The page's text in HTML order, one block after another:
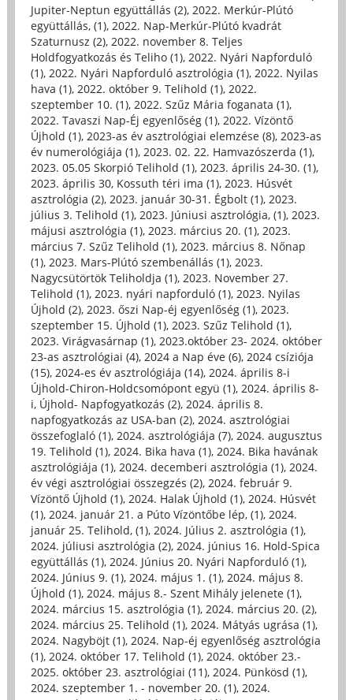
Jupiter-Neptun együttállás (2), 2022. Merkúr-Plútó
együttállás, (1), 2022. Nap-Merkúr-Plútó kvadrát
Szaturnusz (2), 2022. november 8. Teljes
Holdfogyatkozás és Teliho (1), 2022. Nyári Napforduló
(1), 2022. Nyári Napforduló asztrológia (1), 2022. Nyilas
hava (1), 2022. október 9. Telihold (1), 2022.
szeptember 10. (1), 2022. Szűz Mária foganata (1),
2022. Tavaszi Nap-Éj egyenlőség (1), 2022. Vízöntő
Újhold (1), 2023-as év asztrológiai elemzése (8), 2023-as
év numerológiája (1), 2023. 02. 22. Hamvazószerda (1),
2023. 05.05 Skorpió Telihold (1), 2023. április 24-30. (1),
2023. április 30, Kossuth téri ima (1), 2023. Húsvét
asztrológia (2), 2023. január 30-31. Égbolt (1), 2023.
július 3. Telihold (1), 2023. Júniusi asztrológia, (1), 2023.
májusi asztrológia (1), 2023. március 20. (1), 2023.
március 7. Szűz Telihold (1), 2023. március 8. Nőnap
(1), 2023. Mars-Plútó szembenállás (1), 2023.
Nagycsütörtök Teliholdja (1), 2023. November 27.
Telihold (1), 2023. nyári napforduló (1), 2023. Nyilas
Újhold (2), 2023. őszi Nap-éj egyenlőség (1), 2023.
szeptember 15. Újhold (1), 2023. Szűz Telihold (1),
2023. Virágvasárnap (1), 2023.október 23- 2024. október
23-as asztrológiai (4), 2024 a Nap éve (6), 2024 csíziója
(15), 2024-es év asztrológiája (14), 2024. április 8-i
Újhold-Chiron-Holdcsomópont együ (1), 2024. április 8-
i, Újhold- Napfogyatkozás (2), 2024. április 8.
napfogyatkozás az USA-ban (2), 2024. asztrológiai
összefoglaló (1), 2024. asztrológiája (7), 2024. augusztus
19. Telihold (1), 2024. Bika hava (1), 2024. Bika havának
asztrológiája (1), 2024. decemberi asztrológia (1), 2024.
év végi asztrológiai összegzés (2), 2024. február 9.
Vízöntő Újhold (1), 2024. Halak Újhold (1), 2024. Húsvét
(1), 2024. január 21. a Púto Vízöntőbe lép, (1), 2024.
január 25. Telihold, (1), 2024. Július 2. asztrológia (1),
2024. júliusi asztrológia (2), 2024. június 16. Hold-Spica
együttállás (1), 2024. Június 20. Nyári Napforduló (1),
2024. Június 9. (1), 2024. május 1. (1), 2024. május 8.
Újhold (1), 2024. május 8.- Szent Mihály jelenete (1),
2024. március 15. asztrológia (1), 2024. március 20. (2),
2024. március 25. Telihold (1), 2024. Mátyás ugrása (1),
2024. Nagyböjt (1), 2024. Nap-éj egyenlőség asztrológia
(1), 2024. október 17. Telihold (1), 2024. október 23.-
2025. október 23. asztrológiai (11), 2024. Pünkösd (1),
2024. szeptember 1. - november 20. (1), 2024.